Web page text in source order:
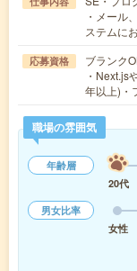
・メール
ステムに
応募資格
ブランク
・Next.js
年以上)・
職場の雰囲気
年齢層
20代
男女比率
女性